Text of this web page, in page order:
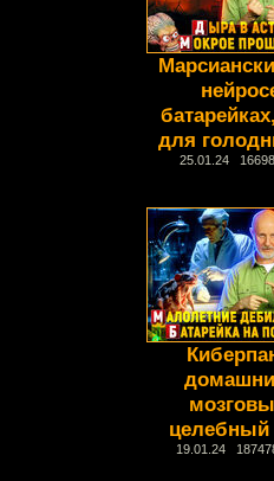
для
25.01.24
19.01.24